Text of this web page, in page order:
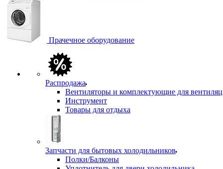
Прачечное оборудование
Распродажа
Вентиляторы и комплектующие для
Инструмент
Товары для отдыха
Запчасти для бытовых холодильников
Полки/Балконы